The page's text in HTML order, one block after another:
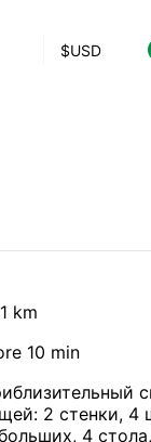
$USD
km
10 min
2 стенки, 4
4